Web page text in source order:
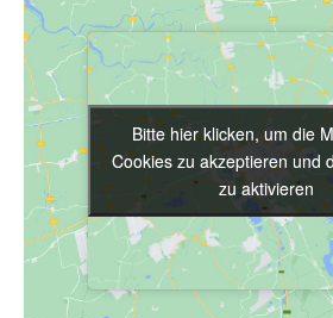
Bitte hier klicken, um die
Cookies zu akzeptieren und
zu aktivieren
Bitte hier klicken, um die
Cookies zu akzeptieren und
zu aktivieren